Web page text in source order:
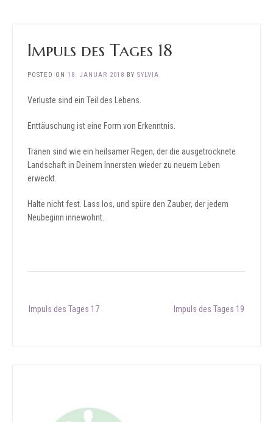
Impuls des Tages 18
POSTED ON 18. JANUAR 2018 BY SYLVIA
Verluste sind ein Teil des Lebens.
Enttäuschung ist eine Form von Erkenntnis.
Tränen sind wie ein heilsamer Regen, der die ausgetrocknete
Landschaft in Deinem Innersten wieder zu neuem Leben
erweckt.
Halte nicht fest. Lass los, und spüre den Zauber, der jedem
Neubeginn innewohnt.
navigation
Impuls des Tages 17 Impuls des Tages 19